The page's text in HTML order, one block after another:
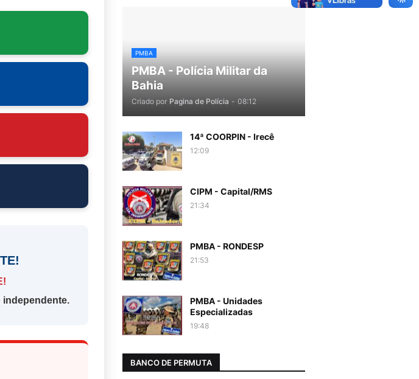
independente.
PMBA
PMBA - Polícia Militar da
Bahia
Criado por Pagina de Polícia - 08:12
14ª COORPIN - Irecê
12:09
CIPM - Capital/RMS
21:34
PMBA - RONDESP
21:53
PMBA - Unidades
Especializadas
19:48
BANCO DE PERMUTA